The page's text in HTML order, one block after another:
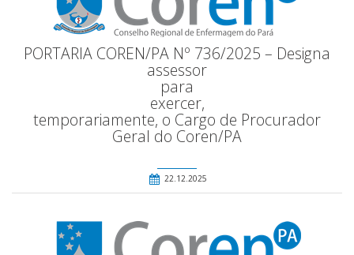
PORTARIA COREN/PA Nº 736/2025 – Designa
assessor
para
exercer,
temporariamente, o Cargo de Procurador
Geral do Coren/PA
22.12.2025